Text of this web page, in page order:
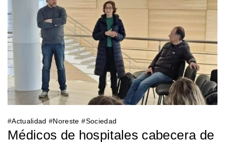
#Actualidad #Noreste #Sociedad
Médicos de hospitales cabecera de